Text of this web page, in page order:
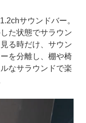
サウンドバー。
た状態でサラウン
る時だけ、サウン
を分離し、棚や椅
なサラウンドで楽